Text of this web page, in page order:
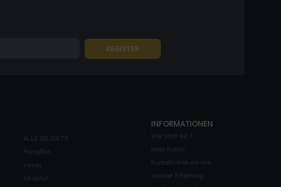
ALLE OBJEKTE
Porzellan
Vasen
Skulptur
INFORMATIONEN
Wer sind wir ?
Mein Konto
Kontaktieren sie uns
unserer Erfahrung